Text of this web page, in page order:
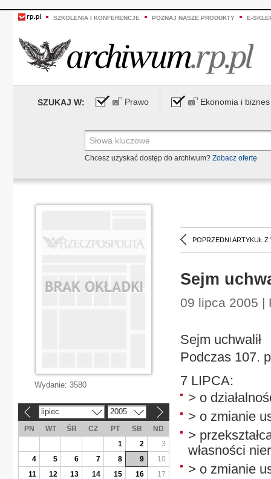
SZKOLENIA I KONFERENCJE POZNAJ NASZE PRODUKTY E-
SZUKAJ W: Prawo Ekonomia i biznes
Chcesz uzyskać dostęp do archiwum? Zobacz ofertę
POPRZEDNI ARTYKUŁ Z
Sejm
09 lipca 2005 |
Sejm uchwalił
Podczas 107.
7 LIPCA:
> o
> o zmianie
>
własności
> o zmianie
Wydanie: 3580
lipiec 2005
PN WT ŚR CZ PT SB
ND
1
2
3
4
5 6 7 8 9
10
11
12 13 14 15 16
17